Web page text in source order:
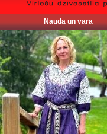
Nauda un vara